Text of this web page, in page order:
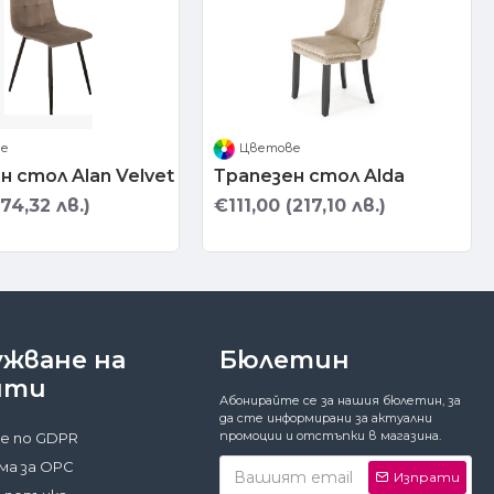
стол Alan Velvet
лв.)
Цветове
Трапезен стол Alda
€111,00 (217,10 лв.)
на
по GDPR
за ОРС
Бюлетин
Абонирайте се за нашия бюлетин, за
да сте информирани за актуални
промоции и отстъпки в магазина.
Изпрати